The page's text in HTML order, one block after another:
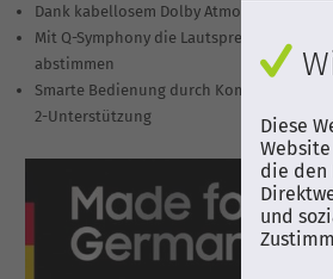
Diese
die den
und
Dank kabellosem Dolby Atmos® und
Mit Q-Symphony die Lautsprecher des
abstimmen
Smarte Bedienung durch Kompatibilität
2-Unterstützung